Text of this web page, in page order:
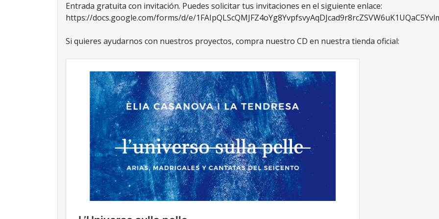
Entrada gratuita con invitación. Puedes solicitar tus invitaciones en el siguiente enlace:
https://docs.google.com/forms/d/e/
Si quieres ayudarnos con nuestros proyectos, compra nuestro CD en nuestra tienda oficial: